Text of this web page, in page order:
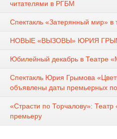
читателями в РГБМ
Спектакль «Затерянный мир» в
НОВЫЕ «ВЫЗОВЫ» ЮРИЯ
Юбилейный декабрь в Театре
Спектакль Юрия Грымова
объявлены даты премьерных
«Страсти по Торчалову»:
премьеру